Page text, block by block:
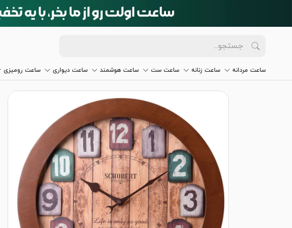
ساعت مردانه ساعت زنانه ساعت ست ساعت هوشمند ساعت دیواری ساعت رومیزی